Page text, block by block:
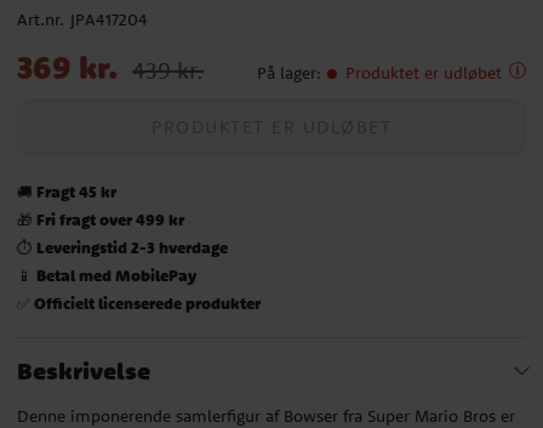
Art.nr. JPA417204
Nupris :369 kr.
369 kr. 439 kr. På lager: Produktet er udløbet
🚚 Fragt 45 kr
🎁 Fri fragt over 499 kr
⏱️ Leveringstid 2-3 hverdage
📱 Betal med MobilePay
✅ Officielt licenserede produkter
Beskrivelse
Denne imponerende samlerfigur af Bowser fra Super Mario Bros er